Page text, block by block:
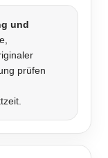
und
prüfen